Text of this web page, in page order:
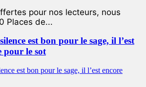
pour nos lecteurs, nous
Places de...
est bon pour le sage, il l’est
pour le sot